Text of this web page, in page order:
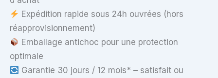
Expédition rapide sous 24h ouvrées (hors
réapprovisionnement)
Emballage antichoc pour une protection
optimale
Garantie 30 jours / 12 mois* – satisfait ou